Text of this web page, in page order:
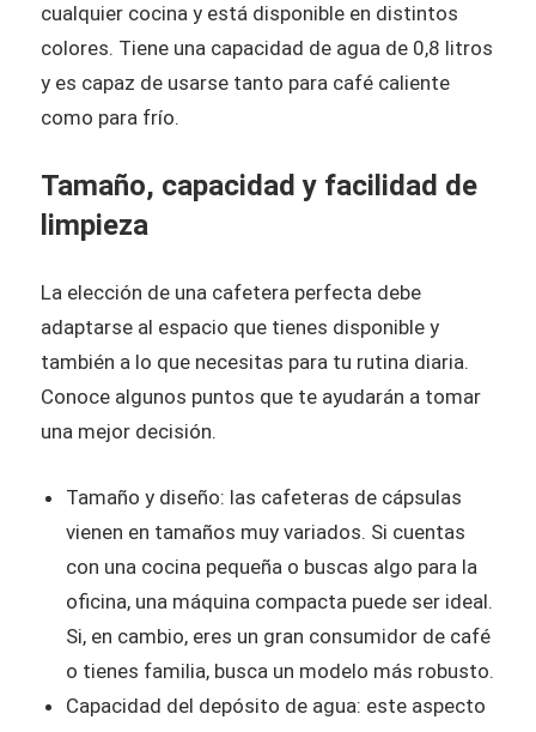
cualquier cocina y está disponible en distintos
colores. Tiene una capacidad de agua de 0,8 litros
y es capaz de usarse tanto para café caliente
como para frío.
Tamaño, capacidad y facilidad de
limpieza
La elección de una cafetera perfecta debe
adaptarse al espacio que tienes disponible y
también a lo que necesitas para tu rutina diaria.
Conoce algunos puntos que te ayudarán a tomar
una mejor decisión.
Tamaño y diseño: las cafeteras de cápsulas
vienen en tamaños muy variados. Si cuentas
con una cocina pequeña o buscas algo para la
oficina, una máquina compacta puede ser ideal.
Si, en cambio, eres un gran consumidor de café
o tienes familia, busca un modelo más robusto.
Capacidad del depósito de agua: este aspecto